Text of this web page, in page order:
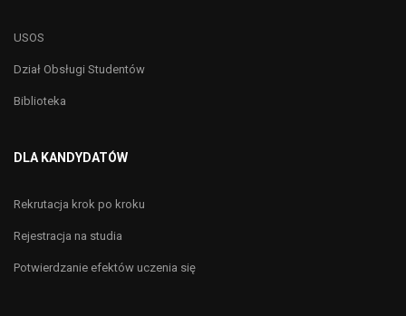
USOS
Dział Obsługi Studentów
Biblioteka
DLA KANDYDATÓW
Rekrutacja krok po kroku
Rejestracja na studia
Potwierdzanie efektów uczenia się